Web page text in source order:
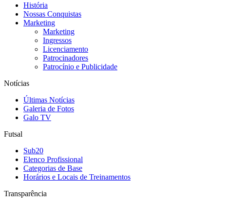
História
Nossas Conquistas
Marketing
Marketing
Ingressos
Licenciamento
Patrocinadores
Patrocínio e Publicidade
Notícias
Últimas Notícias
Galeria de Fotos
Galo TV
Futsal
Sub20
Elenco Profissional
Categorias de Base
Horários e Locais de Treinamentos
Transparência